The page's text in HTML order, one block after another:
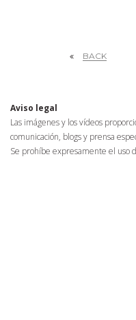
BACK
Aviso legal
Las imágenes y los vídeos
comunicación, blogs y prensa
Se prohíbe expresamente el uso